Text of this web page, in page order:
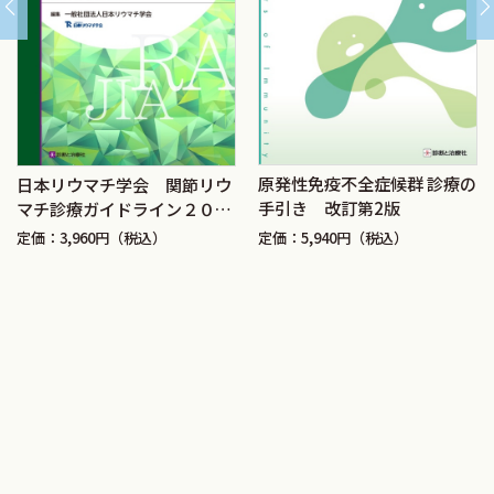
日本リウマチ学会 関節リウ
マチ診療ガイドライン２０２
４改訂
定価：3,960円（税込）
原発性免疫不全症候群 診療の
手引き 改訂第2版
定価：5,940円（税込）